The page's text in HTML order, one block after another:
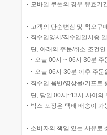
모바일 쿠폰의 경우 유효기
고객의 단순변심 및 착오구
직수입양서/직수입일서중
단, 아래의 주문/취소 조건
오늘 00시 ~ 06시 30분
오늘 06시 30분 이후 주
직수입 음반/영상물/기프트
단, 당일 00시~13시 사이의
박스 포장은 택배 배송이
소비자의 책임 있는 사유로